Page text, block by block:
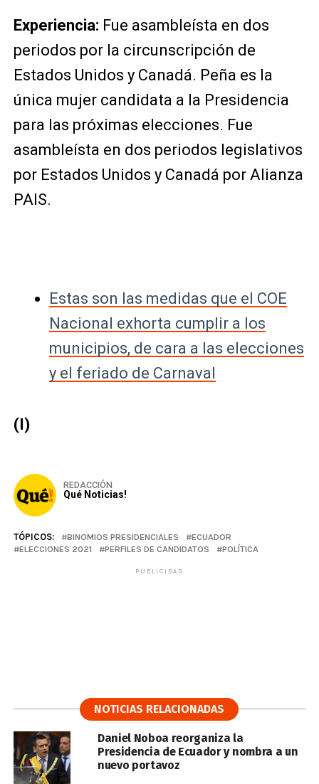
Experiencia: Fue asambleísta en dos
periodos por la circunscripción de
Estados Unidos y Canadá. Peña es la
única mujer candidata a la Presidencia
para las próximas elecciones. Fue
asambleísta en dos periodos legislativos
por Estados Unidos y Canadá por Alianza
PAIS.
Estas son las medidas que el COE
Nacional exhorta cumplir a los
municipios, de cara a las elecciones
y el feriado de Carnaval
(I)
REDACCIÓN
Qué Noticias!
TÓPICOS: BINOMIOS PRESIDENCIALES
ECUADOR
ELECCIONES 2021
PERFILES DE CANDIDATOS POLÍTICA
PUBLICIDAD
NOTICIAS RELACIONADAS
Daniel Noboa reorganiza la
Presidencia de Ecuador y nombra a un
nuevo portavoz